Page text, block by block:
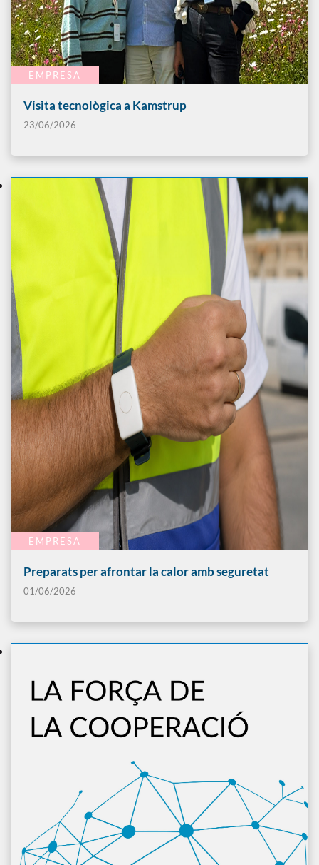
EMPRESA
Visita tecnològica a Kamstrup
23/06/2026
EMPRESA
Preparats per afrontar la calor amb seguretat
01/06/2026